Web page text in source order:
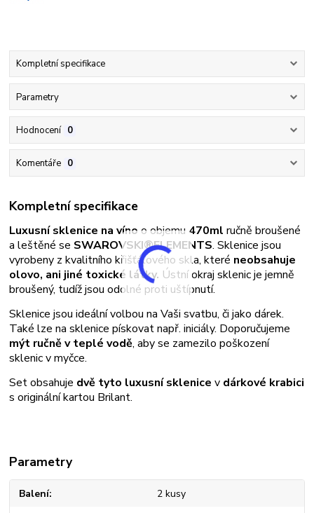
Kompletní specifikace
Parametry
Hodnocení 0
Komentáře 0
Kompletní specifikace
Luxusní sklenice na víno o objemu 470ml ručně broušené
a leštěné se SWAROVSKI®ELEMENTS. Sklenice jsou
vyrobeny z kvalitního křišťálového skla, které neobsahuje
olovo, ani jiné toxické látky. Ústní okraj sklenic je jemně
broušený, tudíž jsou odolné proti uštípnutí.
Sklenice jsou ideální volbou na Vaši svatbu, či jako dárek.
Také lze na sklenice pískovat např. iniciály. Doporučujeme
mýt ručně v teplé vodě, aby se zamezilo poškození
sklenic v myčce.
Set obsahuje dvě tyto luxusní sklenice v dárkové krabici
s originální kartou Brilant.
Parametry
Balení 2 kusy